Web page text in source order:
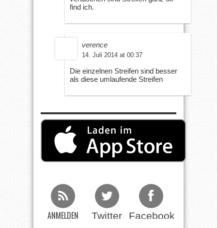
find ich.
verence
14. Juli 2014 at 00:37
Die einzelnen Streifen sind besser
als diese umlaufende Streifen
ANMELDEN Twitter Facebook